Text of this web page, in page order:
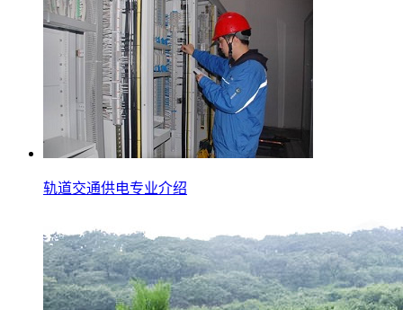
轨道交通供电专业介绍